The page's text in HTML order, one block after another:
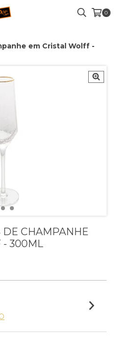
0
em Cristal Wolff -
DE CHAMPANHE
- 300ML